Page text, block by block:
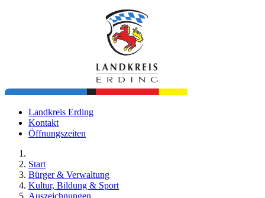
Landkreis Erding
Kontakt
Öffnungszeiten
Start
Bürger & Verwaltung
Kultur, Bildung & Sport
Auszeichnungen